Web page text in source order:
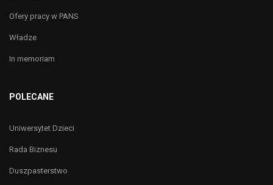
Ofery pracy w PANS
Władze
In memoriam
POLECANE
Uniwersytet Dzieci
Rada Biznesu
Duszpasterstwo